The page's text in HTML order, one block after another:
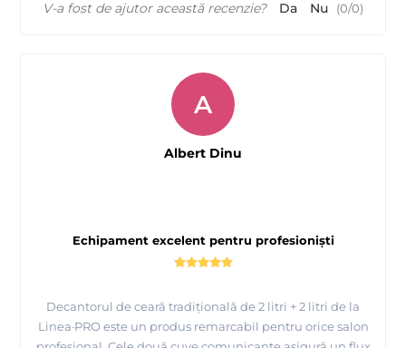
V-a fost de ajutor această recenzie? Da Nu (0/0)
Echipament excelent pentru profesioniști
Decantorul de ceară tradițională de 2 litri + 2 litri de la
Linea·PRO este un produs remarcabil pentru orice salon
A
Albert Dinu